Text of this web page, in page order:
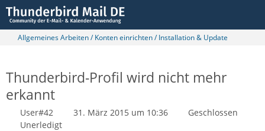
Allgemeines Arbeiten / Konten einrichten / Installation & Update
Thunderbird-Profil wird nicht mehr
erkannt
User#42 31. März 2015 um 10:36
Geschlossen
Unerledigt